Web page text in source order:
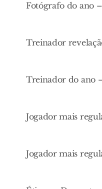
Fotógrafo do ano
Treinador
Treinador do ano
Jogador mais
Jogador mais